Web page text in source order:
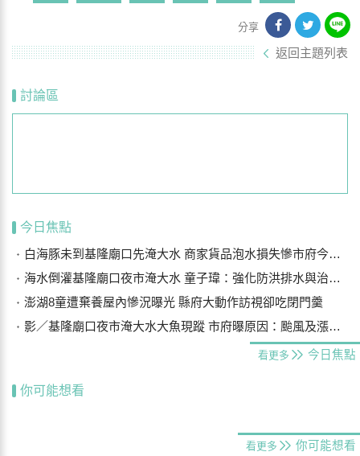
分享
返回主題列表
討論區
今日焦點
白海豚未到基隆廟口先淹大水 商家貨品泡水損失慘市府今研議災損補償
海水倒灌基隆廟口夜市淹大水 童子瑋：強化防洪排水與治水基礎建設
澎湖8童遭棄養屋內慘況曝光 縣府大動作訪視卻吃閉門羹
影／基隆廟口夜市淹大水大魚現蹤 市府曝原因：颱風及漲潮海水倒灌
看更多 今日焦點
你可能想看
看更多 你可能想看